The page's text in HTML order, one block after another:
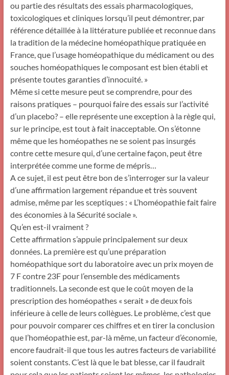
ou partie des résultats des essais pharmacologiques,
toxicologiques et cliniques lorsqu’il peut démontrer, par
référence détaillée à la littérature publiée et reconnue dans
la tradition de la médecine homéopathique pratiquée en
France, que l’usage homéopathique du médicament ou des
souches homéopathiques le composant est bien établi et
présente toutes garanties d’innocuité. »
Même si cette mesure peut se comprendre, pour des
raisons pratiques – pourquoi faire des essais sur l’activité
d’un placebo? – elle représente une exception à la règle qui,
sur le principe, est tout à fait inacceptable. On s’étonne
même que les homéopathes ne se soient pas insurgés
contre cette mesure qui, d’une certaine façon, peut être
interprétée comme une forme de mépris…
A ce sujet, il est peut être bon de s’interroger sur la valeur
d’une affirmation largement répandue et très souvent
admise, même par les sceptiques : « L’homéopathie fait faire
des économies à la Sécurité sociale ».
Qu’en est-il vraiment ?
Cette affirmation s’appuie principalement sur deux
données. La première est qu’une préparation
homéopathique sort du laboratoire avec un prix moyen de
7 F contre 23F pour l’ensemble des médicaments
traditionnels. La seconde est que le coût moyen de la
prescription des homéopathes « serait » de deux fois
inférieure à celle de leurs collègues. Le problème, c’est que
pour pouvoir comparer ces chiffres et en tirer la conclusion
que l’homéopathie est, par-là même, un facteur d’économie,
encore faudrait-il que tous les autres facteurs de variabilité
soient constants. C’est là que le bat blesse, car il faudrait